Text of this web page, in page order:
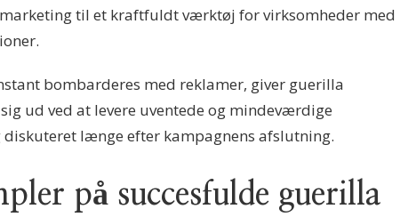
til et kraftfuldt værktøj for virksomheder med
bombarderes med reklamer, giver guerilla
ud ved at levere uventede og mindeværdige
længe efter kampagnens afslutning.
på succesfulde guerilla